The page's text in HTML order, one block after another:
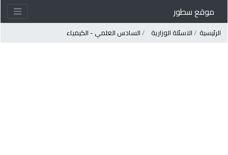
موقع سطور
الرئيسية الاسئلة الوزارية السادس العلمي - الكيمياء